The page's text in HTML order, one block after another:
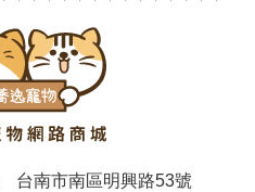
台南市南區明興路53號